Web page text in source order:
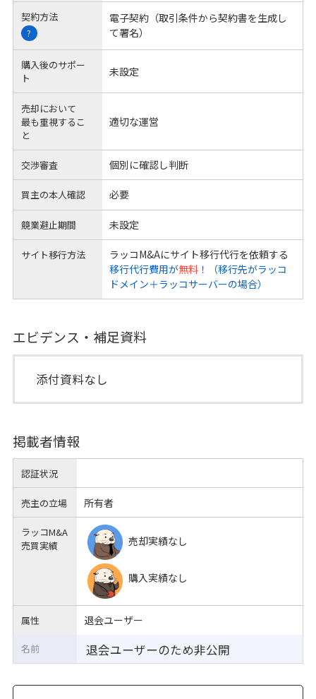
契約方法
?
電子契約（取引条件から契約書を生成し
て署名）
購入後のサポー
ト
未設定
売却において
最も重視するこ
と
適切な運営
交渉審査 個別に確認し判断
買主の本人確認 必要
競業避止期間 未設定
サイト移行方法
ラッコM&Aにサイト移行代行を依頼する
移行代行費用が無料！（移行先がラッコ
ドメイン＋ラッコサーバーの場合）
エビデンス・補足資料
添付資料なし
掲載者情報
認証状況
売主の立場 所有者
ラッコM&A
売買実績
売却実績なし
購入実績なし
属性 退会ユーザー
退会ユーザーのため非公開
名前